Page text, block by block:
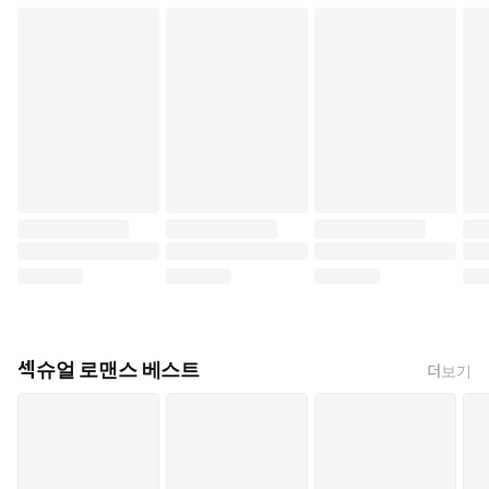
섹슈얼 로맨스 베스트 더보기